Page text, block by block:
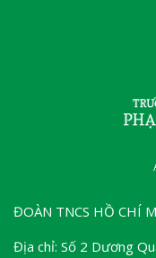
ĐOÀN TNCS HỒ CHÍ
Địa chỉ: Số 2 Dương